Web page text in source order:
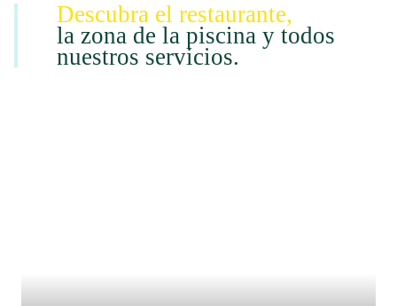
Descubra el restaurante,
la zona de la piscina y todos
nuestros servicios.